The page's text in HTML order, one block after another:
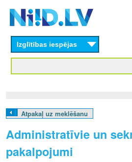
content
L
V
Izglītības iespējas
Atpakaļ uz meklēšanu
Administratīvie un
pakalpojumi